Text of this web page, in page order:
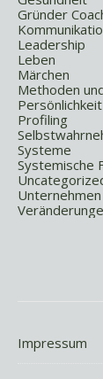
Gründer
Leadership
Leben
Märchen
Methoden
Persönlichkeit
Profiling
Systeme
Systemische
Unternehmen
Impressum